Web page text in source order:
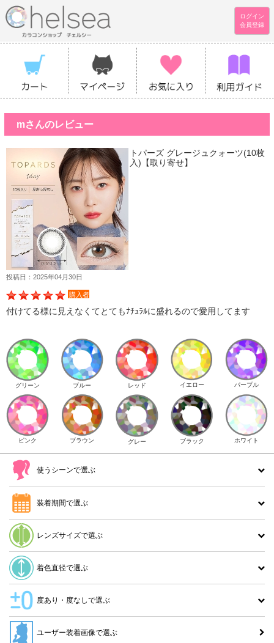
ログイン
会員登録
mさんのレビュー
トパーズ グレージュクォーツ(10枚
入)【取り寄せ】
投稿日：2025年04月30日
購入者
付けてる様に見えなくてとてもﾅﾁｭﾗﾙに盛れるので愛用してます
グリーン ブルー レッド イエロー パープル
ピンク ブラウン グレー ブラック ホワイト
使うシーンで選ぶ
装着期間で選ぶ
レンズサイズで選ぶ
着色直径で選ぶ
度あり・度なしで選ぶ
ユーザー装着画像で選ぶ